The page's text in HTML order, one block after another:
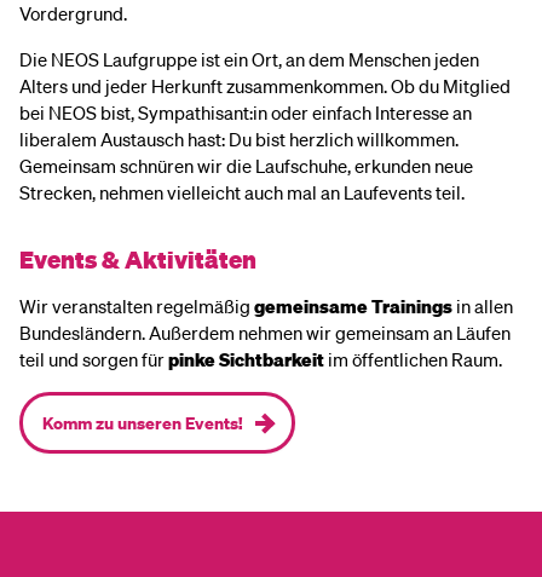
Vordergrund.
Die NEOS Laufgruppe ist ein Ort, an dem Menschen jeden
Alters und jeder Herkunft zusammenkommen. Ob du Mitglied
bei NEOS bist, Sympathisant:in oder einfach Interesse an
liberalem Austausch hast: Du bist herzlich willkommen.
Gemeinsam schnüren wir die Laufschuhe, erkunden neue
Strecken, nehmen vielleicht auch mal an Laufevents teil.
Events & Aktivitäten
Wir veranstalten regelmäßig gemeinsame Trainings in allen
Bundesländern. Außerdem nehmen wir gemeinsam an Läufen
teil und sorgen fürpinke Sichtbarkeit im öffentlichen Raum.
Komm zu unseren Events!